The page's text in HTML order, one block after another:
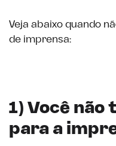
Veja abaixo quando
de imprensa:
1) Você
para a